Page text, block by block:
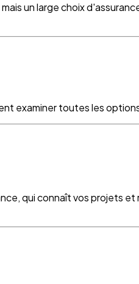
un large choix
examiner toutes les
qui connaît vos projets